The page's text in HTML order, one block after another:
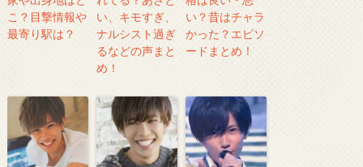
こ？目撃情報や
最寄り駅は？
い、キモすぎ、
ナルシスト過ぎ
るなどの声まと
め！
い？昔はチャラ
かった？エピソ
ードまとめ！